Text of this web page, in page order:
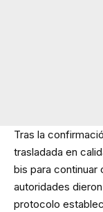
Tras la
trasladada en
bis para
autoridades
protocolo